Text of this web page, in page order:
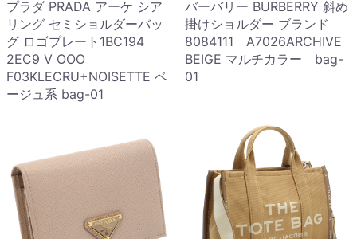
プラダ PRADA アーケ シア
リング セミショルダーバッ
グ ロゴプレート1BC194
2EC9 V OOO
F03KLECRU+NOISETTE ベ
ージュ系 bag-01
バーバリー BURBERRY 斜め
掛けショルダー ブランド
8084111 A7026ARCHIVE
BEIGE マルチカラー bag-
01